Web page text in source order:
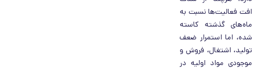
افت فعالیت‌ها نسبت به
ماه‌های گذشته کاسته
شده، اما استمرار ضعف
تولید، اشتغال، فروش و
موجودی مواد اولیه در